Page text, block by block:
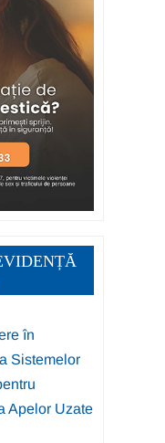
în
Sistemelor
Apelor Uzate